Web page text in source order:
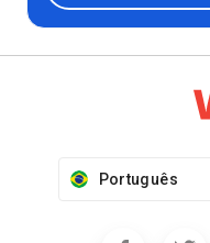
Português